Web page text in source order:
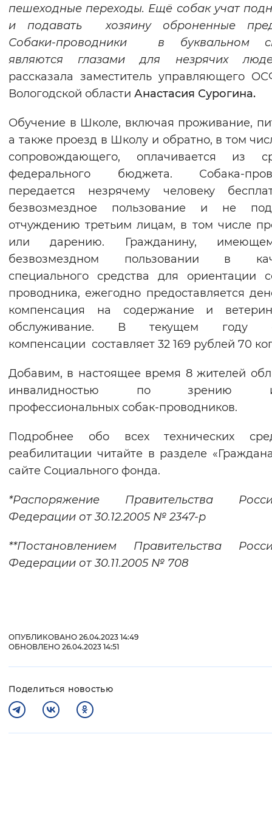
пешеходные переходы. Ещё собак учат
и подавать хозяину оброненные
Собаки-проводники в буквальном
являются глазами для незрячих
рассказала заместитель управляющего
Вологодской области Анастасия Сурогина.
Обучение в Школе, включая проживание,
а также проезд в Школу и обратно, в том
сопровождающего, оплачивается из
федерального бюджета. Собака-
передается незрячему человеку
безвозмездное пользование и не
отчуждению третьим лицам, в том числе
или дарению. Гражданину,
безвозмездном пользовании в
специального средства для ориентации
проводника, ежегодно предоставляется
компенсация на содержание и
обслуживание. В текущем году
компенсации составляет 32 169 рублей 70
Добавим, в настоящее время 8 жителей
инвалидностью по зрению
профессиональных собак-проводников.
Подробнее обо всех технических
реабилитации читайте в разделе
сайте Социального фонда.
*Распоряжение Правительства
Федерации от 30.12.2005 № 2347-р
**Постановлением Правительства
Федерации от 30.11.2005 № 708
ОПУБЛИКОВАНО 26.04.2023 14:49
ОБНОВЛЕНО 26.04.2023 14:51
Поделиться новостью